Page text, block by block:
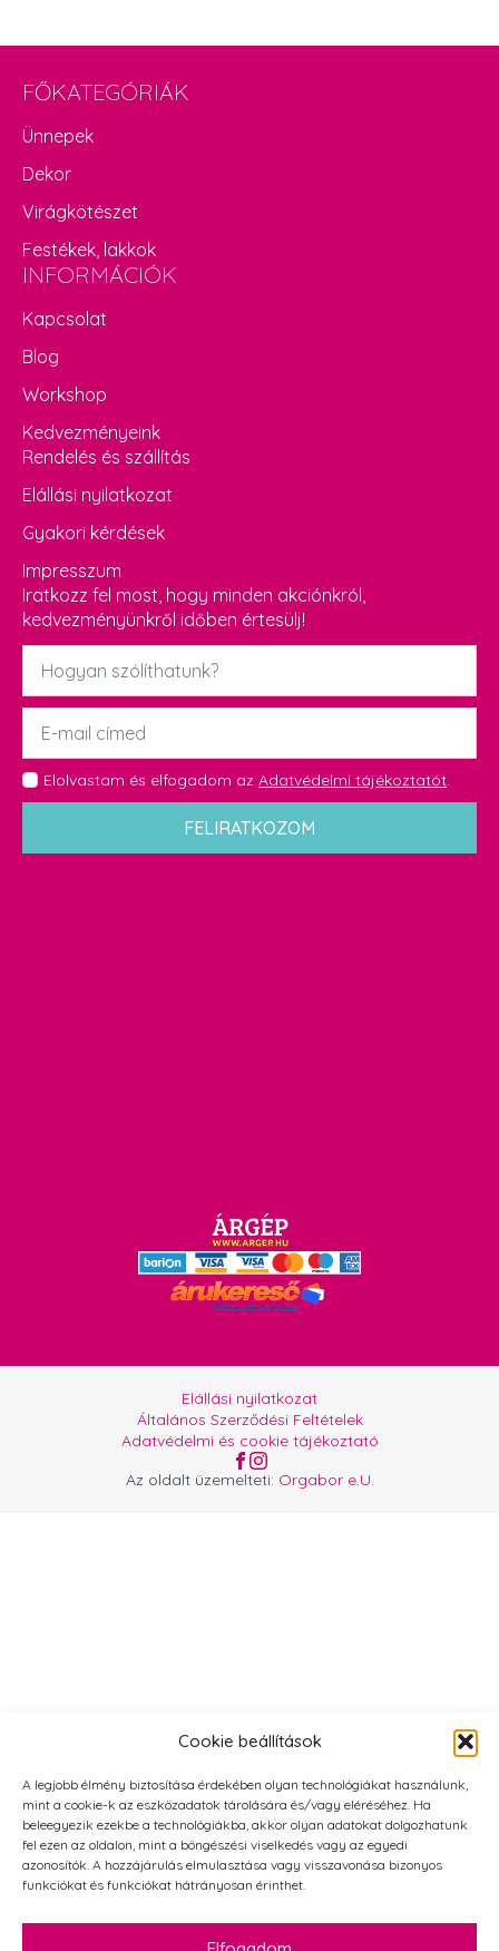
Cookie beállítások
A legjobb élmény biztosítása érdekében olyan technológiákat használunk,
mint a cookie-k az eszközadatok tárolására és/vagy eléréséhez. Ha
beleegyezik ezekbe a technológiákba, akkor olyan adatokat dolgozhatunk
fel ezen az oldalon, mint a böngészési viselkedés vagy az egyedi
azonosítók. A hozzájárulás elmulasztása vagy visszavonása bizonyos
funkciókat és funkciókat hátrányosan érinthet.
FŐKATEGÓRIÁK
Ünnepek
Dekor
Virágkötészet
Festékek, lakkok
INFORMÁCIÓK
Kapcsolat
Blog
Workshop
Kedvezményeink
Rendelés és szállítás
Elállási nyilatkozat
Gyakori kérdések
Impresszum
Iratkozz fel most, hogy minden akciónkról,
kedvezményünkről időben értesülj!
Név
Email
GDPR
*
Elolvastam és elfogadom az Adatvédelmi tájékoztatót.
FELIRATKOZOM
Az oldalt üzemelteti: Orgabor e.U.
Elállási nyilatkozat
Általános Szerződési Feltételek
Adatvédelmi és cookie tájékoztató